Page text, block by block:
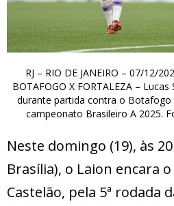
RJ – RIO DE JANEIRO – 07/12/
BOTAFOGO X FORTALEZA –
durante partida contra o Botafogo
campeonato Brasileiro A 2025.
Neste domingo (19), às
Brasília), o Laion encara
Castelão, pela 5ª rodada